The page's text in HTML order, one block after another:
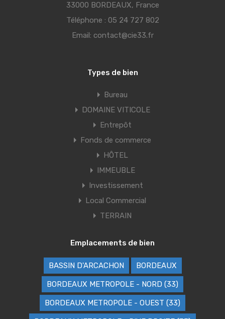
33000 BORDEAUX, France
Téléphone : 05 24 727 802
Email: contact@cie33.fr
Types de bien
Bureau
DOMAINE VITICOLE
Entrepôt
Fonds de commerce
HÔTEL
IMMEUBLE
Investissement
Local Commercial
TERRAIN
Emplacements de bien
BASSIN D'ARCACHON BORDEAUX
BORDEAUX METROPOLE - NORD (33)
BORDEAUX METROPOLE - OUEST (33)